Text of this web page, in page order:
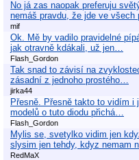
No já zas naopak preferuju
nemáš pravdu, že jde ve všech
mif
Ok. Mě by vadilo pravidelné
jak otravně kdákali, už jen…
Flash_Gordon
Tak snad to závisí na
zásadní z jednoho prostého…
jirka44
Přesně. Přesně takto to vidím
modelů o tuto diodu přichá…
Flash_Gordon
Mylis se, svetylko vidim jen
slysim jen tehdy, kdyz nemam
RedMaX